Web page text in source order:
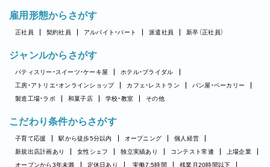
雇用形態からさがす
正社員 契約社員 アルバイト・パート 派遣社員 新卒（正社員）
ジャンルからさがす
パティスリー・スイーツ・ケーキ屋
ホテル・ブライダル
工房・アトリエ・オンラインショップ
カフェ・レストラン
パン屋・ベーカリー
製造工場・ラボ
和菓子店 学校・教室 その他
こだわり条件からさがす
子育て応援 駅から徒歩5分以内 オープニング
個人経営
新規出店計画あり
女性シェフ 独立実績あり コンテスト常連
上場企業
オープンから3年未満
定休日あり 実働7.5時間
残業月20時間以下